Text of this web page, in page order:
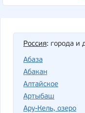
Россия: города и
Абаза
Абакан
Алтайское
Артыбаш
Ару-Кель, озеро